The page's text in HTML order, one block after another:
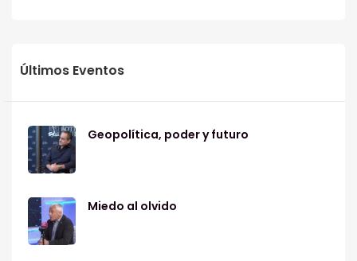
Últimos Eventos
Geopolítica, poder y futuro
Miedo al olvido